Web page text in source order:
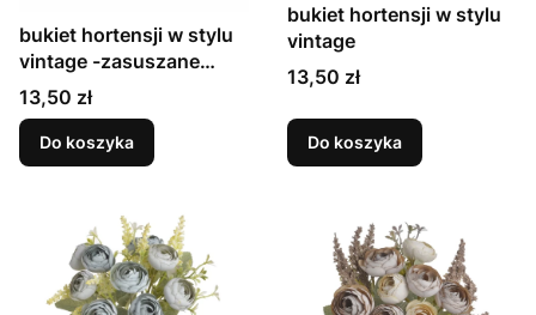
bukiet hortensji w stylu
vintage -zasuszane
płatki
Cena
13,50 zł
Do koszyka
bukiet hortensji w stylu
vintage
Cena
13,50 zł
Do koszyka